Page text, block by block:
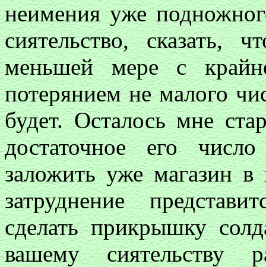
неимения уже
сиятельство,
меньшей мере с
потерянием не малого
будет. Осталось мне
достаточное его
заложить уже магазин
затруднение
сделать прикрышку
вашему сиятельству